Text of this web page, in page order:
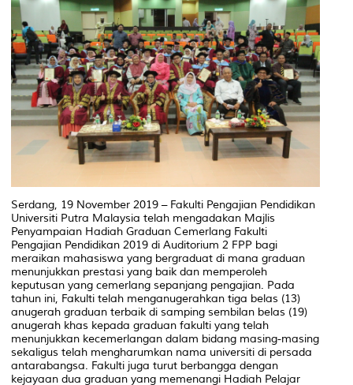
Serdang, 19 November 2019 – Fakulti Pengajian Pendidikan
Universiti Putra Malaysia telah mengadakan Majlis
Penyampaian Hadiah Graduan Cemerlang Fakulti
Pengajian Pendidikan 2019 di Auditorium 2 FPP bagi
meraikan mahasiswa yang bergraduat di mana graduan
menunjukkan prestasi yang baik dan memperoleh
keputusan yang cemerlang sepanjang pengajian. Pada
tahun ini, Fakulti telah menganugerahkan tiga belas (13)
anugerah graduan terbaik di samping sembilan belas (19)
anugerah khas kepada graduan fakulti yang telah
menunjukkan kecemerlangan dalam bidang masing-masing
sekaligus telah mengharumkan nama universiti di persada
antarabangsa. Fakulti juga turut berbangga dengan
kejayaan dua graduan yang memenangi Hadiah Pelajar